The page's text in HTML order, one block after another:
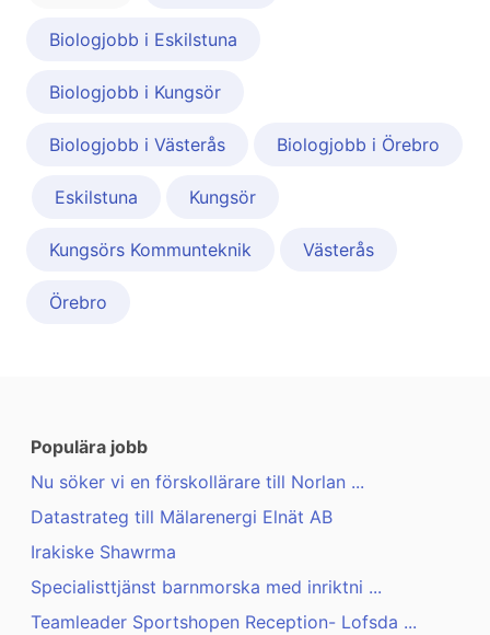
Biologjobb i Eskilstuna
Biologjobb i Kungsör
Biologjobb i Västerås Biologjobb i Örebro
Eskilstuna Kungsör
Kungsörs Kommunteknik Västerås
Örebro
Populära jobb
Nu söker vi en förskollärare till Norlan ...
Datastrateg till Mälarenergi Elnät AB
Irakiske Shawrma
Specialisttjänst barnmorska med inriktni ...
Teamleader Sportshopen Reception- Lofsda ...